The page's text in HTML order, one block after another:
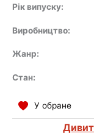
Рік випуску:
Виробництво:
Жанр:
Стан:
У обране